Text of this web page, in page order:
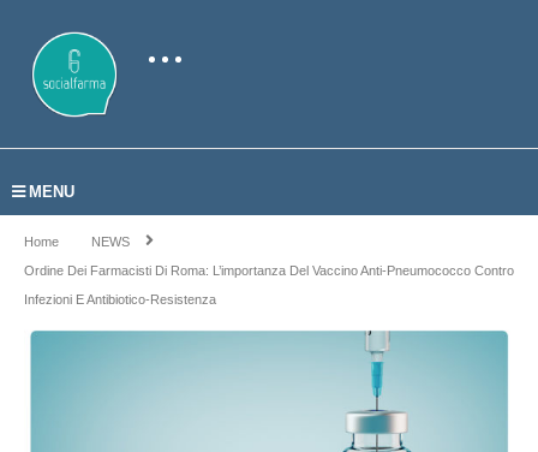
MENU
Home
NEWS
Ordine Dei Farmacisti Di Roma: L’importanza Del Vaccino Anti-Pneumococco Contro
Infezioni E Antibiotico-Resistenza